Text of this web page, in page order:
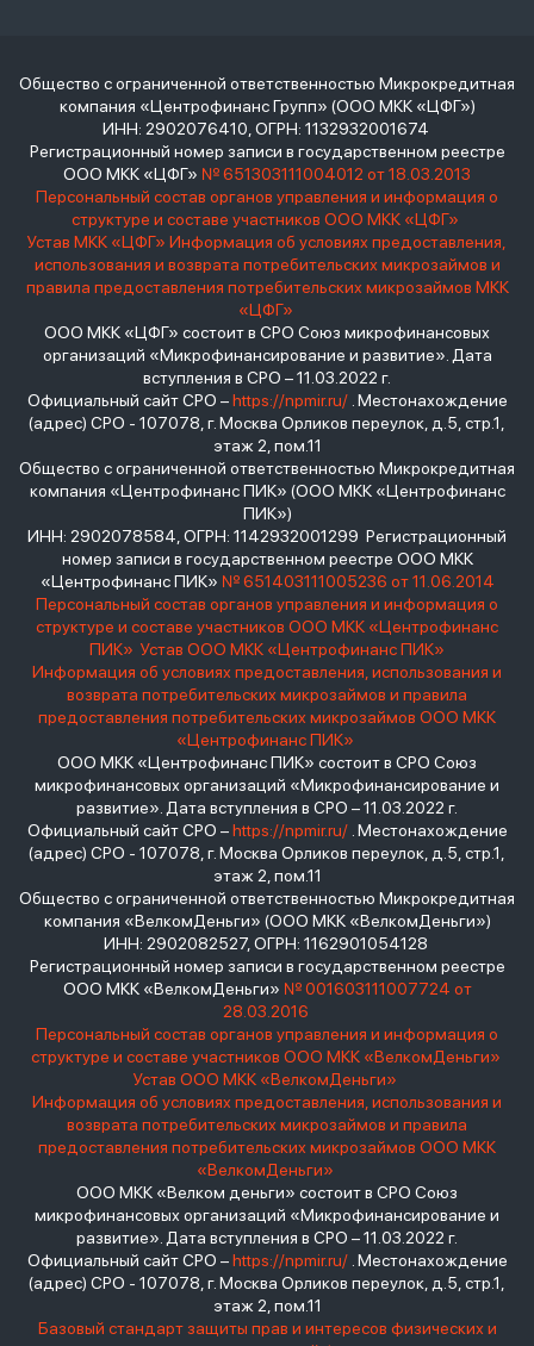
Общество с ограниченной ответственностью Микрокредитная
компания «Центрофинанс Групп» (ООО МКК «ЦФГ»)
ИНН: 2902076410, ОГРН: 1132932001674
Регистрационный номер записи в государственном реестре
ООО МКК «ЦФГ» № 651303111004012 от 18.03.2013
Персональный состав органов управления и информация о
структуре и составе участников ООО МКК «ЦФГ»
Устав МКК «ЦФГ» Информация об условиях предоставления,
использования и возврата потребительских микрозаймов и
правила предоставления потребительских микрозаймов МКК
«ЦФГ»
ООО МКК «ЦФГ» состоит в СРО Союз микрофинансовых
организаций «Микрофинансирование и развитие». Дата
вступления в СРО – 11.03.2022 г.
Официальный сайт СРО –https://npmir.ru/. Местонахождение
(адрес) СРО - 107078, г. Москва Орликов переулок, д.5, стр.1,
этаж 2, пом.11
Общество с ограниченной ответственностью Микрокредитная
компания «Центрофинанс ПИК» (ООО МКК «Центрофинанс
ПИК»)
ИНН: 2902078584, ОГРН: 1142932001299 Регистрационный
номер записи в государственном реестре ООО МКК
«Центрофинанс ПИК» № 651403111005236 от 11.06.2014
Персональный состав органов управления и информация о
структуре и составе участников ООО МКК «Центрофинанс
ПИК» Устав ООО МКК «Центрофинанс ПИК»
Информация об условиях предоставления, использования и
возврата потребительских микрозаймов и правила
предоставления потребительских микрозаймов ООО МКК
«Центрофинанс ПИК»
ООО МКК «Центрофинанс ПИК» состоит в СРО Союз
микрофинансовых организаций «Микрофинансирование и
развитие». Дата вступления в СРО – 11.03.2022 г.
Официальный сайт СРО –https://npmir.ru/. Местонахождение
(адрес) СРО - 107078, г. Москва Орликов переулок, д.5, стр.1,
этаж 2, пом.11
Общество с ограниченной ответственностью Микрокредитная
компания «ВелкомДеньги» (ООО МКК «ВелкомДеньги»)
ИНН: 2902082527, ОГРН: 1162901054128
Регистрационный номер записи в государственном реестре
ООО МКК «ВелкомДеньги» № 001603111007724 от
28.03.2016
Персональный состав органов управления и информация о
структуре и составе участников ООО МКК «ВелкомДеньги»
Устав ООО МКК «ВелкомДеньги»
Информация об условиях предоставления, использования и
возврата потребительских микрозаймов и правила
предоставления потребительских микрозаймов ООО МКК
«ВелкомДеньги»
ООО МКК «Велком деньги» состоит в СРО Союз
микрофинансовых организаций «Микрофинансирование и
развитие». Дата вступления в СРО – 11.03.2022 г.
Официальный сайт СРО –https://npmir.ru/. Местонахождение
(адрес) СРО - 107078, г. Москва Орликов переулок, д.5, стр.1,
этаж 2, пом.11
Базовый стандарт защиты прав и интересов физических и